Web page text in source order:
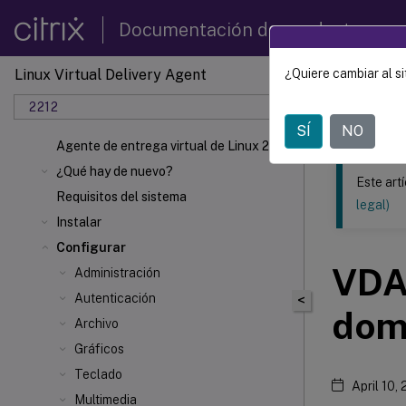
Documentación de productos
Linux Virtual Delivery Agent
2212
Agente de entrega virtual de Linux 2212
¿Qué hay de nuevo?
Requisitos del sistema
Instalar
Configurar
Administración
Autenticación
Archivo
Gráficos
Teclado
Multimedia
Este
<
Este
legal)
April 10,
¿Quiere cambiar al
SÍ NO